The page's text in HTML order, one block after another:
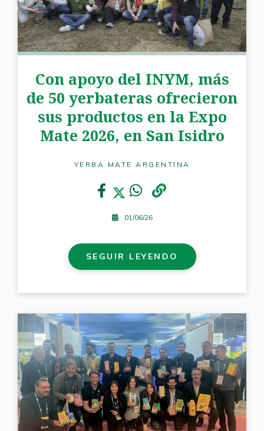
Con apoyo del INYM, más
de 50 yerbateras ofrecieron
sus productos en la Expo
Mate 2026, en San Isidro
YERBA MATE ARGENTINA
01/06/26
SEGUIR LEYENDO